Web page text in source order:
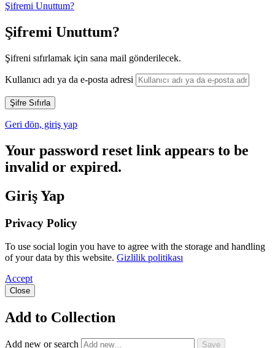
Şifremi Unuttum?
Şifremi Unuttum?
Şifreni sıfırlamak için sana mail gönderilecek.
Kullanıcı adı ya da e-posta adresi
Geri dön, giriş yap
Your password reset link appears to be
invalid or expired.
Giriş Yap
Privacy Policy
To use social login you have to agree with the storage and handling
of your data by this website. Gizlilik politikası
Accept
Close
Add to Collection
Add new or search